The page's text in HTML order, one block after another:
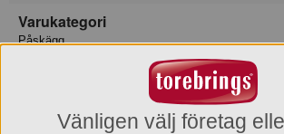
Varukategori
Påskägg
Vänligen välj företag